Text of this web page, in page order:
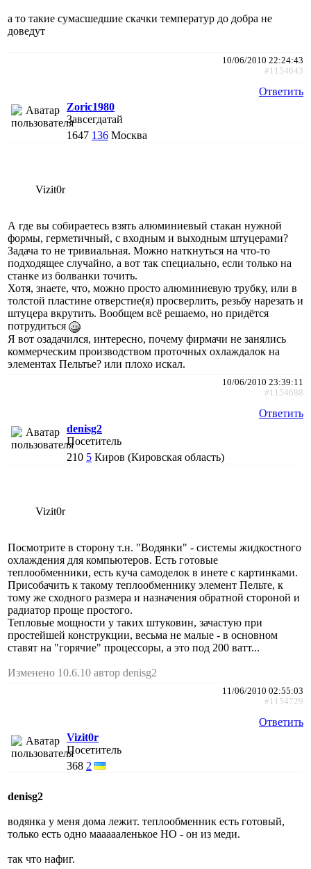
а то такие сумасшедшие скачки температур до добра не
доведут
10/06/2010 22:24:43
#1154643
Ответить
Zoric1980
Завсегдатай
1647 136 Москва
Vizit0r
А где вы собираетесь взять алюминиевый стакан нужной
формы, герметичный, с входным и выходным штуцерами?
Задача то не тривиальная. Можно наткнуться на что-то
подходящее случайно, а вот так специально, если только на
станке из болванки точить.
Хотя, знаете, что, можно просто алюминиевую трубку, или в
толстой пластине отверстие(я) просверлить, резьбу нарезать и
штуцера вкрутить. Вообщем всё решаемо, но придётся
потрудиться
Я вот озадачился, интересно, почему фирмачи не занялись
коммерческим производством проточных охлаждалок на
элементах Пельтье? или плохо искал.
10/06/2010 23:39:11
#1154688
Ответить
denisg2
Посетитель
210 5 Киров (Кировская область)
Vizit0r
Посмотрите в сторону т.н. "Водянки" - системы жидкостного
охлаждения для компьютеров. Есть готовые
теплообменники, есть куча самоделок в инете с картинками.
Присобачить к такому теплообменнику элемент Пельте, к
тому же сходного размера и назначения обратной стороной и
радиатор проще простого.
Тепловые мощности у таких штуковин, зачастую при
простейшей конструкции, весьма не малые - в основном
ставят на "горячие" процессоры, а это под 200 ватт...
Изменено 10.6.10 автор denisg2
11/06/2010 02:55:03
#1154729
Ответить
Vizit0r
Посетитель
368 2
denisg2
водянка у меня дома лежит. теплообменник есть готовый,
только есть одно маааааленькое НО - он из меди.
так что нафиг.